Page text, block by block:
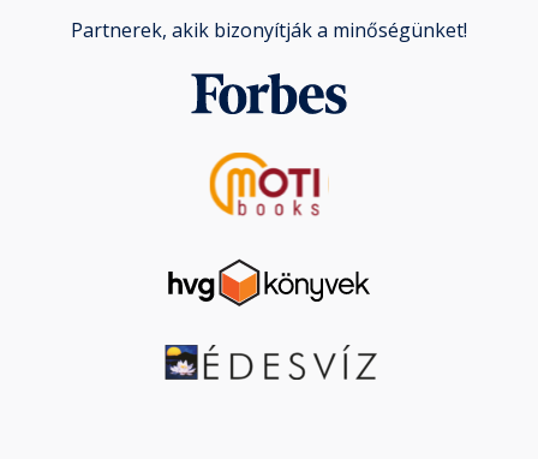
Immár századszor köröztem az
Fejezet hossza:
Partnerek, akik bizonyítják a minőségünket!